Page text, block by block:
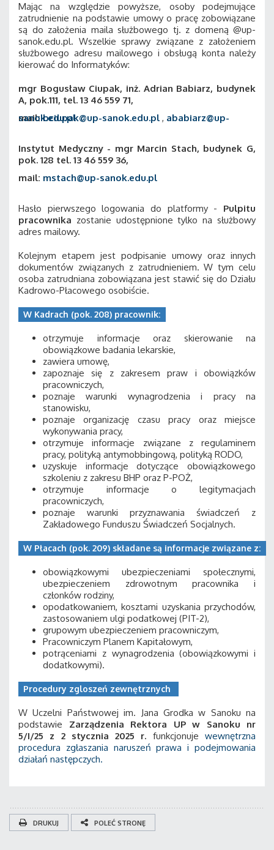
Mając na względzie powyższe, osoby podejmujące
zatrudnienie na podstawie umowy o pracę zobowiązane
są do założenia maila służbowego tj. z domeną @up-
sanok.edu.pl. Wszelkie sprawy związane z założeniem
służbowego adresu mailowego i obsługą konta należy
kierować do Informatyków:
mgr Bogusław Ciupak, inż. Adrian Babiarz, budynek
A, pok.111, tel. 13 46 559 71,
mail:bciupak@up-sanok.edu.pl ,
ababiarz@up-sanok.edu.pl
Instytut Medyczny - mgr Marcin Stach, budynek G,
pok. 128 tel. 13 46 559 36,
mail: mstach@up-sanok.edu.pl
Hasło pierwszego logowania do platformy - Pulpitu
pracownika zostanie udostępnione tylko na służbowy
adres mailowy.
Kolejnym etapem jest podpisanie umowy oraz innych
dokumentów związanych z zatrudnieniem. W tym celu
osoba zatrudniana zobowiązana jest stawić się do Działu
Kadrowo-Płacowego osobiście.
W Kadrach (pok. 208) pracownik:
otrzymuje informacje oraz skierowanie na
obowiązkowe badania lekarskie,
zawiera umowę,
zapoznaje się z zakresem praw i obowiązków
pracowniczych,
poznaje warunki wynagrodzenia i pracy na
stanowisku,
poznaje organizację czasu pracy oraz miejsce
wykonywania pracy,
otrzymuje informacje związane z regulaminem
pracy, polityką antymobbingową, polityką RODO,
uzyskuje informacje dotyczące obowiązkowego
szkoleniu z zakresu BHP oraz P-POŻ,
otrzymuje informacje o legitymacjach
pracowniczych,
poznaje warunki przyznawania świadczeń z
Zakładowego Funduszu Świadczeń Socjalnych.
W Płacach (pok. 209) składane są informacje związane z:
obowiązkowymi ubezpieczeniami społecznymi,
ubezpieczeniem zdrowotnym pracownika i
członków rodziny,
opodatkowaniem, kosztami uzyskania przychodów,
zastosowaniem ulgi podatkowej (PIT-2),
grupowym ubezpieczeniem pracowniczym,
Pracowniczym Planem Kapitałowym,
potrąceniami z wynagrodzenia (obowiązkowymi i
dodatkowymi).
Procedury zgloszeń zewnętrznych
W Uczelni Państwowej im. Jana Grodka w Sanoku na
podstawie Zarządzenia Rektora UP w Sanoku nr
5/I/25 z 2 stycznia 2025 r. funkcjonujewewnętrzna
procedura zgłaszania naruszeń prawa i podejmowania
działań następczych.
DRUKUJ POLEĆ STRONĘ